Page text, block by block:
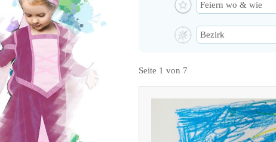
Seite 1 von 7